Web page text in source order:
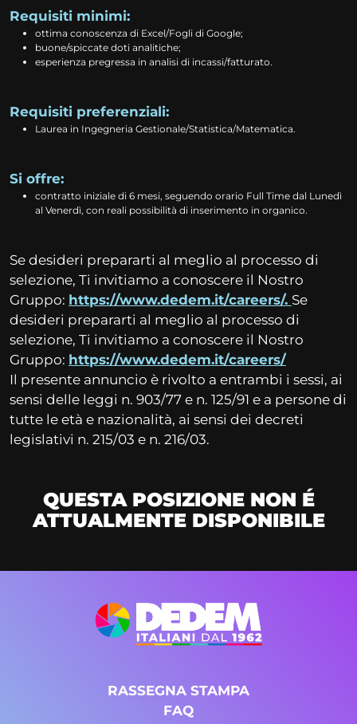
Requisiti minimi:
ottima conoscenza di Excel/Fogli di Google;
buone/spiccate doti analitiche;
esperienza pregressa in analisi di incassi/fatturato.
Requisiti preferenziali:
Laurea in Ingegneria Gestionale/Statistica/Matematica.
Si offre:
contratto iniziale di 6 mesi, seguendo orario Full Time dal Lunedì
al Venerdì, con reali possibilità di inserimento in organico.
Se desideri prepararti al meglio al processo di
selezione, Ti invitiamo a conoscere il Nostro
Gruppo: https://www.dedem.it/careers/. Se
desideri prepararti al meglio al processo di
selezione, Ti invitiamo a conoscere il Nostro
Gruppo: https://www.dedem.it/careers/
Il presente annuncio è rivolto a entrambi i sessi, ai
sensi delle leggi n. 903/77 e n. 125/91 e a persone di
tutte le età e nazionalità, ai sensi dei decreti
legislativi n. 215/03 e n. 216/03.
QUESTA POSIZIONE NON É
ATTUALMENTE DISPONIBILE
RASSEGNA STAMPA
FAQ